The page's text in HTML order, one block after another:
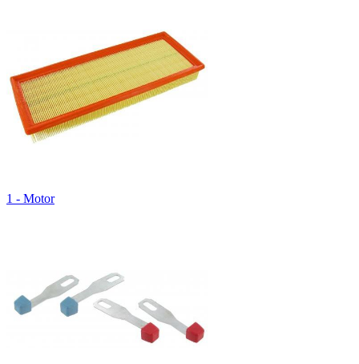
1 - Motor